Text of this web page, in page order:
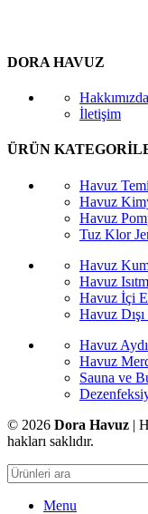
DORA HAVUZ
Hakkımızda
İletişim
ÜRÜN
Havuz
Havuz
Havuz
Tuz Klor
Havuz
Havuz
Havuz İçi
Havuz
Havuz
Havuz
Sauna ve
© 2026 Dora Havuz |
hakları saklıdır.
Menu